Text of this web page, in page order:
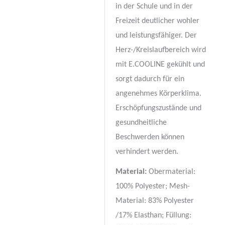
in der Schule und in der
Freizeit deutlicher wohler
und leistungsfähiger. Der
Herz-/Kreislaufbereich wird
mit E.COOLINE gekühlt und
sorgt dadurch für ein
angenehmes Körperklima.
Erschöpfungszustände und
gesundheitliche
Beschwerden können
verhindert werden.
Material: Obermaterial:
100% Polyester; Mesh-
Material: 83% Polyester
/17% Elasthan; Füllung: